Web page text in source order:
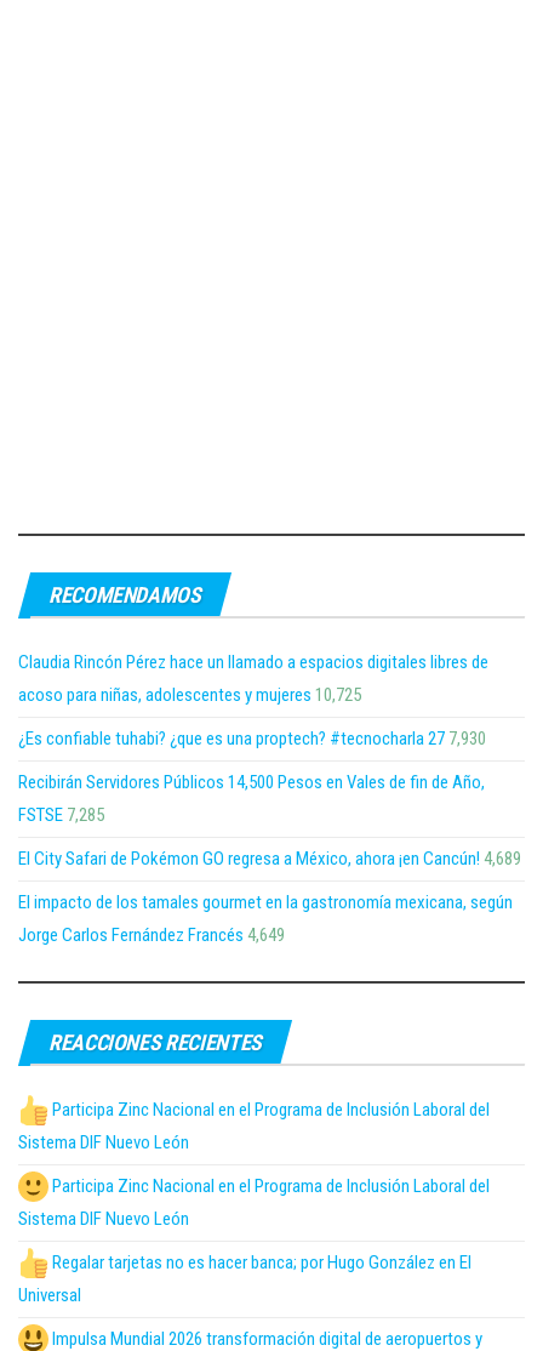
RECOMENDAMOS
Claudia Rincón Pérez hace un llamado a espacios digitales libres de
acoso para niñas, adolescentes y mujeres 10,725
¿Es confiable tuhabi? ¿que es una proptech? #tecnocharla 27 7,930
Recibirán Servidores Públicos 14,500 Pesos en Vales de fin de Año,
FSTSE 7,285
El City Safari de Pokémon GO regresa a México, ahora ¡en Cancún! 4,689
El impacto de los tamales gourmet en la gastronomía mexicana, según
Jorge Carlos Fernández Francés 4,649
REACCIONES RECIENTES
Participa Zinc Nacional en el Programa de Inclusión Laboral del
Sistema DIF Nuevo León
Participa Zinc Nacional en el Programa de Inclusión Laboral del
Sistema DIF Nuevo León
Regalar tarjetas no es hacer banca; por Hugo González en El
Universal
Impulsa Mundial 2026 transformación digital de aeropuertos y